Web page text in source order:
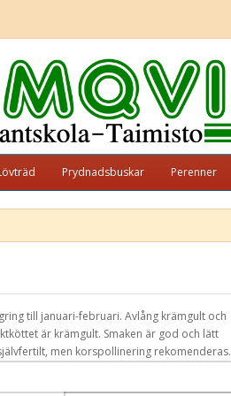
Prydnadsbuskar Perenner
till januari-februari. Avlång krämgult och
är krämgult. Smaken är god och lätt
men korspollinering rekomenderas.